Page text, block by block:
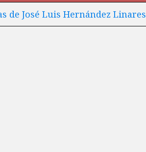
de José Luis Hernández Linares